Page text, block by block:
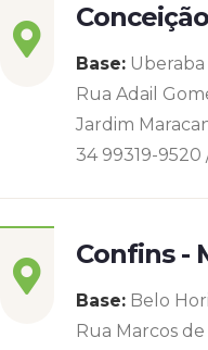
Base: Uberaba
Rua Adail
Jardim
34 99319-9520
Confins -
Base: Belo
Rua Marcos